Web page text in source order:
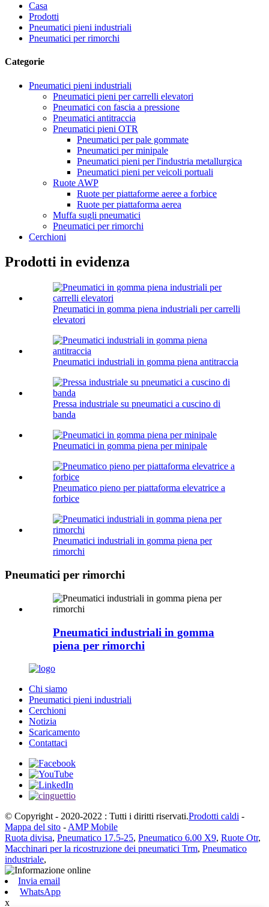
Casa
Prodotti
Pneumatici pieni industriali
Pneumatici per rimorchi
Categorie
Pneumatici pieni industriali
Pneumatici pieni per carrelli elevatori
Pneumatici con fascia a pressione
Pneumatici antitraccia
Pneumatici pieni OTR
Pneumatici per pale gommate
Pneumatici per minipale
Pneumatici pieni per l'industria metallurgica
Pneumatici pieni per veicoli portuali
Ruote AWP
Ruote per piattaforme aeree a forbice
Ruote per piattaforma aerea
Muffa sugli pneumatici
Pneumatici per rimorchi
Cerchioni
Prodotti in evidenza
Pneumatici in gomma piena industriali per carrelli
elevatori
Pneumatici industriali in gomma piena antitraccia
Pressa industriale su pneumatici a cuscino di
banda
Pneumatici in gomma piena per minipale
Pneumatico pieno per piattaforma elevatrice a
forbice
Pneumatici industriali in gomma piena per
rimorchi
Pneumatici per rimorchi
Pneumatici industriali in gomma
piena per rimorchi
Chi siamo
Pneumatici pieni industriali
Cerchioni
Notizia
Scaricamento
Contattaci
© Copyright - 2020-2022 : Tutti i diritti riservati.Prodotti caldi -
Mappa del sito - AMP Mobile
Ruota divisa, Pneumatico 17.5-25, Pneumatico 6.00 X9, Ruote Otr,
Macchinari per la ricostruzione dei pneumatici Trm, Pneumatico
industriale,
Invia email
WhatsApp
x